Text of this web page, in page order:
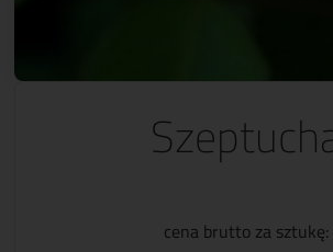
cena brutto za sztukę: